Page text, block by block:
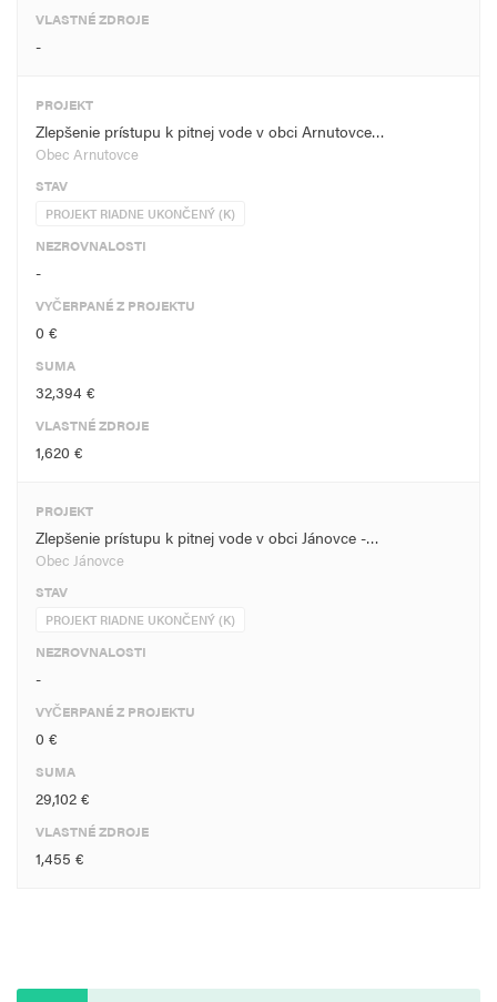
VLASTNÉ ZDROJE
-
PROJEKT
Zlepšenie prístupu k pitnej vode v obci Arnutovce…
Obec Arnutovce
STAV
PROJEKT RIADNE UKONČENÝ (K)
NEZROVNALOSTI
-
VYČERPANÉ Z PROJEKTU
0 €
SUMA
32,394 €
VLASTNÉ ZDROJE
1,620 €
PROJEKT
Zlepšenie prístupu k pitnej vode v obci Jánovce -…
Obec Jánovce
STAV
PROJEKT RIADNE UKONČENÝ (K)
NEZROVNALOSTI
-
VYČERPANÉ Z PROJEKTU
0 €
SUMA
29,102 €
VLASTNÉ ZDROJE
1,455 €